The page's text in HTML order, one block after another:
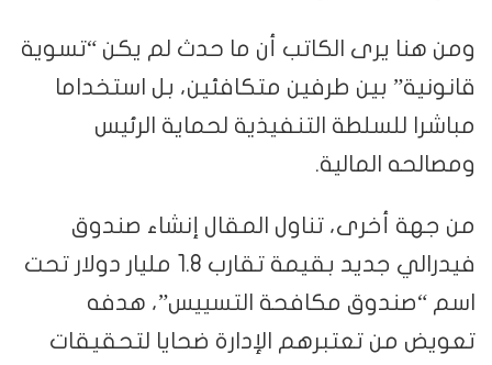
ومن هنا يرى الكاتب أن ما حدث لم يكن “تسوية
قانونية” بين طرفين متكافئين، بل استخداما
مباشرا للسلطة التنفيذية لحماية الرئيس
ومصالحه المالية.
من جهة أخرى، تناول المقال إنشاء صندوق
فيدرالي جديد بقيمة تقارب 1.8 مليار دولار تحت
اسم “صندوق مكافحة التسييس”، هدفه
تعويض من تعتبرهم الإدارة ضحايا لتحقيقات